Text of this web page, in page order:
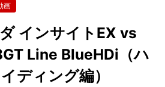
画
ダ インサイトEX vs
Line BlueHDi（ハ
ディング編）